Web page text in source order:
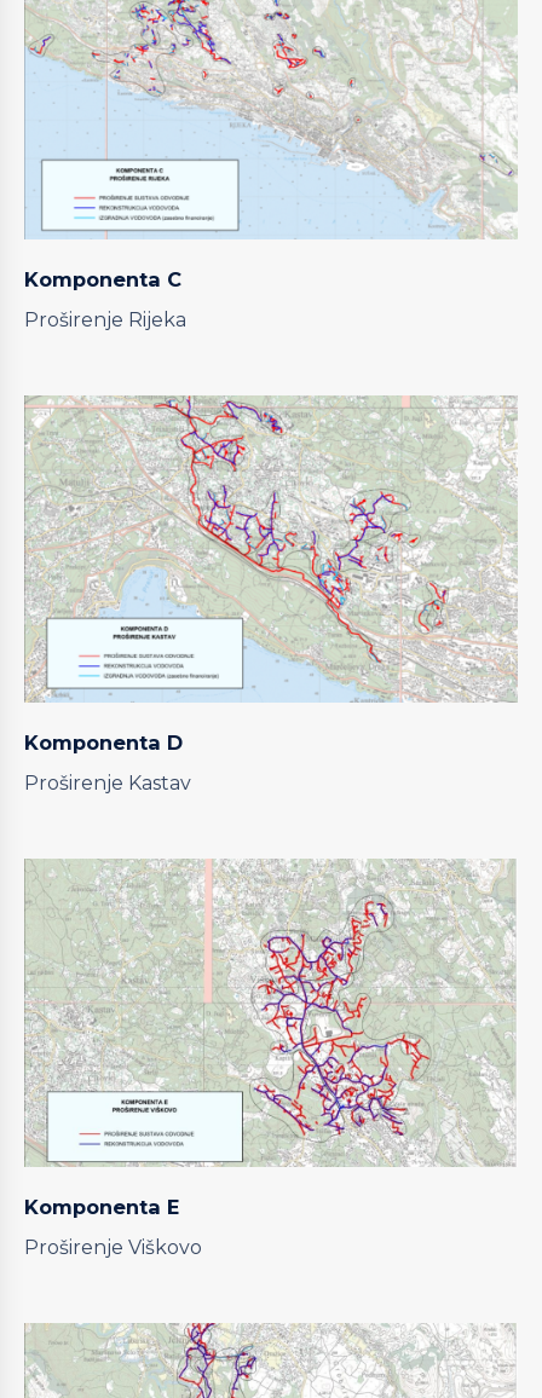
Komponenta C
Proširenje Rijeka
Komponenta D
Proširenje Kastav
Komponenta E
Proširenje Viškovo